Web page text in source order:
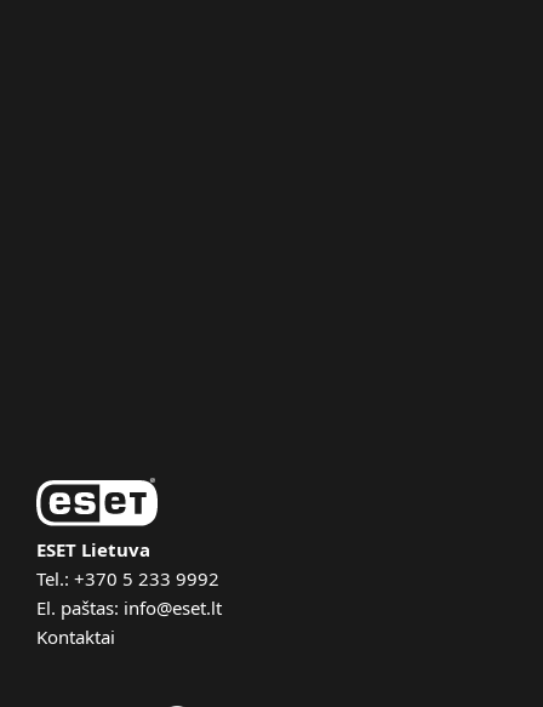
ESET Lietuva
Tel.: +370 5 233 9992
El. paštas: info@eset.lt
Kontaktai